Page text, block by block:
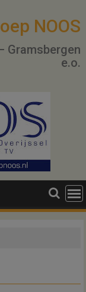
NOOS
Gramsbergen
e.o.